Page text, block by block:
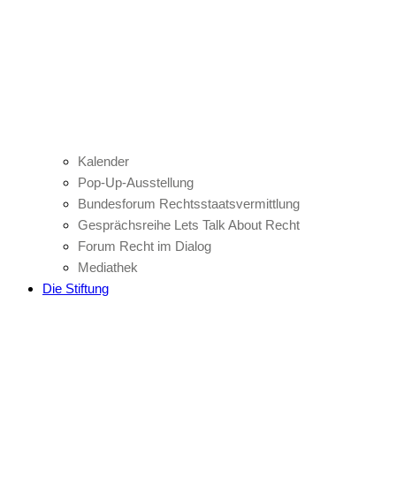
Kalender
Pop-Up-Ausstellung
Bundesforum Rechtsstaatsvermittlung
Gesprächsreihe Lets Talk About Recht
Forum Recht im Dialog
Mediathek
Die Stiftung